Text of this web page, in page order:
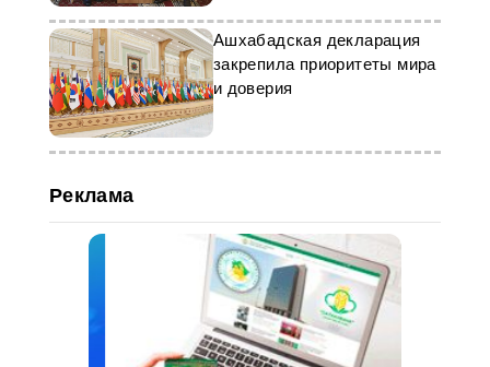
Ашхабадская декларация
закрепила приоритеты мира
и доверия
Реклама